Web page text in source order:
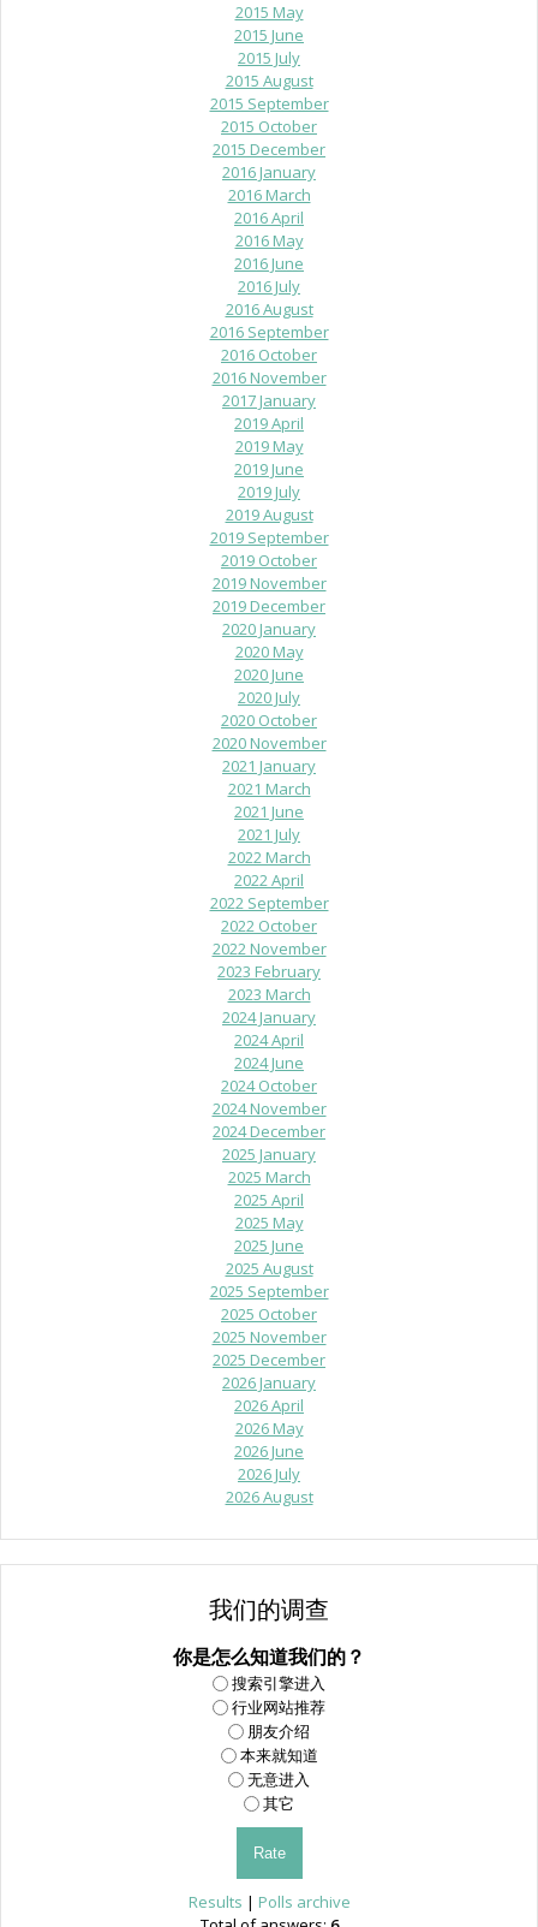
2015 May
2015 June
2015 July
2015 August
2015 September
2015 October
2015 December
2016 January
2016 March
2016 April
2016 May
2016 June
2016 July
2016 August
2016 September
2016 October
2016 November
2017 January
2019 April
2019 May
2019 June
2019 July
2019 August
2019 September
2019 October
2019 November
2019 December
2020 January
2020 May
2020 June
2020 July
2020 October
2020 November
2021 January
2021 March
2021 June
2021 July
2022 March
2022 April
2022 September
2022 October
2022 November
2023 February
2023 March
2024 January
2024 April
2024 June
2024 October
2024 November
2024 December
2025 January
2025 March
2025 April
2025 May
2025 June
2025 August
2025 September
2025 October
2025 November
2025 December
2026 January
2026 April
2026 May
2026 June
2026 July
2026 August
我们的调查
你是怎么知道我们的？
搜索引擎进入
行业网站推荐
朋友介绍
本来就知道
无意进入
其它
Results | Polls archive